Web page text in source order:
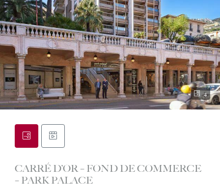
4
CARRÉ D’OR – FOND DE COMMERCE
– PARK PALACE